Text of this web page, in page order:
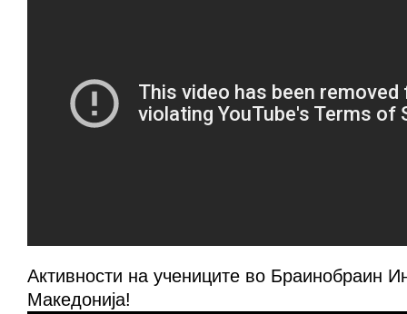
Активности на учениците во Браинобраин
Македонија!